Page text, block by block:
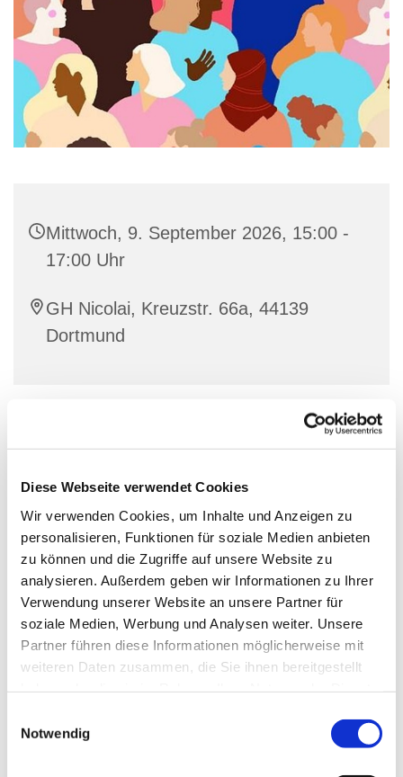
Diese Webseite verwendet Cookies
Wir verwenden Cookies, um Inhalte und Anzeigen zu
personalisieren, Funktionen für soziale Medien anbieten
zu können und die Zugriffe auf unsere Website zu
analysieren. Außerdem geben wir Informationen zu Ihrer
Verwendung unserer Website an unsere Partner für
soziale Medien, Werbung und Analysen weiter. Unsere
Partner führen diese Informationen möglicherweise mit
weiteren Daten zusammen, die Sie ihnen bereitgestellt
Notwendig
Mittwoch, 9. September 2026, 15:00 -
17:00 Uhr
GH Nicolai, Kreuzstr. 66a, 44139
Dortmund